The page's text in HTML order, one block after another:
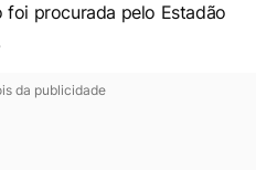
foi procurada pelo Estadão
da publicidade